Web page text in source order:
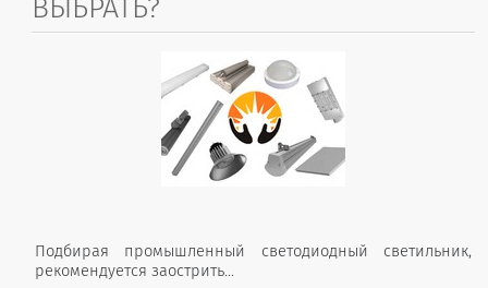
ВЫБРАТЬ?
Подбирая промышленный светодиодный светильник,
рекомендуется заострить...